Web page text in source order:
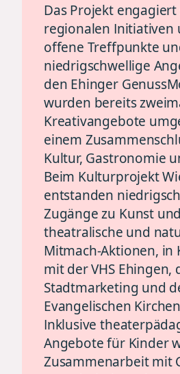
Das Projekt engagiert
regionalen Initiativen
offene Treffpunkte
niedrigschwellige
den Ehinger
wurden bereits
Kreativangebote
einem
Kultur, Gastronomie
Beim Kulturprojekt
entstanden
Zugänge zu Kunst
theatralische und
Mitmach-Aktionen, in
mit der VHS Ehingen,
Stadtmarketing und
Evangelischen
Inklusive
Angebote für Kinder
Zusammenarbeit mit